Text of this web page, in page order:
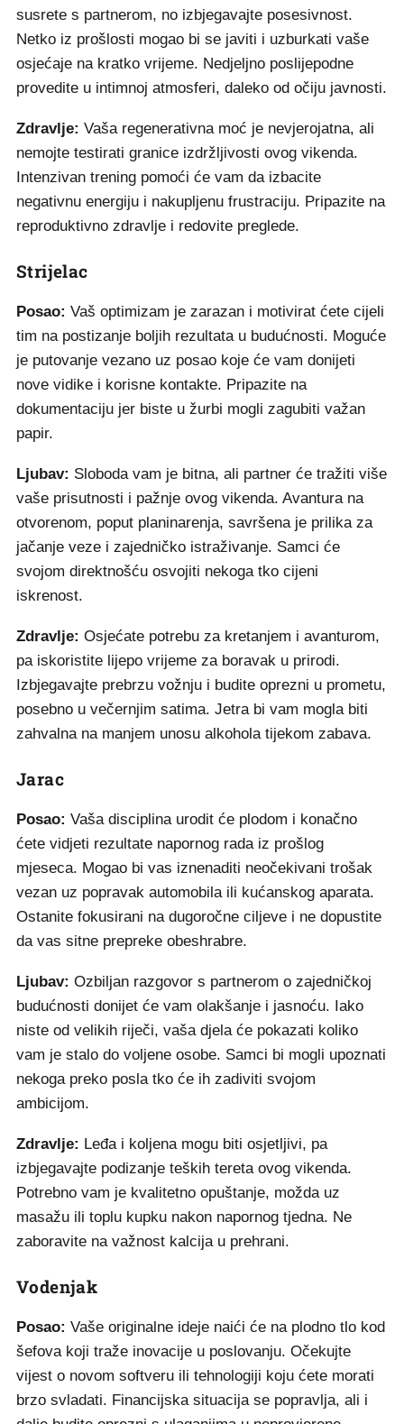
susrete s partnerom, no izbjegavajte posesivnost.
Netko iz prošlosti mogao bi se javiti i uzburkati vaše
osjećaje na kratko vrijeme. Nedjeljno poslijepodne
provedite u intimnoj atmosferi, daleko od očiju javnosti.
Zdravlje: Vaša regenerativna moć je nevjerojatna, ali
nemojte testirati granice izdržljivosti ovog vikenda.
Intenzivan trening pomoći će vam da izbacite
negativnu energiju i nakupljenu frustraciju. Pripazite na
reproduktivno zdravlje i redovite preglede.
Strijelac
Posao: Vaš optimizam je zarazan i motivirat ćete cijeli
tim na postizanje boljih rezultata u budućnosti. Moguće
je putovanje vezano uz posao koje će vam donijeti
nove vidike i korisne kontakte. Pripazite na
dokumentaciju jer biste u žurbi mogli zagubiti važan
papir.
Ljubav: Sloboda vam je bitna, ali partner će tražiti više
vaše prisutnosti i pažnje ovog vikenda. Avantura na
otvorenom, poput planinarenja, savršena je prilika za
jačanje veze i zajedničko istraživanje. Samci će
svojom direktnošću osvojiti nekoga tko cijeni
iskrenost.
Zdravlje: Osjećate potrebu za kretanjem i avanturom,
pa iskoristite lijepo vrijeme za boravak u prirodi.
Izbjegavajte prebrzu vožnju i budite oprezni u prometu,
posebno u večernjim satima. Jetra bi vam mogla biti
zahvalna na manjem unosu alkohola tijekom zabava.
Jarac
Posao: Vaša disciplina urodit će plodom i konačno
ćete vidjeti rezultate napornog rada iz prošlog
mjeseca. Mogao bi vas iznenaditi neočekivani trošak
vezan uz popravak automobila ili kućanskog aparata.
Ostanite fokusirani na dugoročne ciljeve i ne dopustite
da vas sitne prepreke obeshrabre.
Ljubav: Ozbiljan razgovor s partnerom o zajedničkoj
budućnosti donijet će vam olakšanje i jasnoću. Iako
niste od velikih riječi, vaša djela će pokazati koliko
vam je stalo do voljene osobe. Samci bi mogli upoznati
nekoga preko posla tko će ih zadiviti svojom
ambicijom.
Zdravlje: Leđa i koljena mogu biti osjetljivi, pa
izbjegavajte podizanje teških tereta ovog vikenda.
Potrebno vam je kvalitetno opuštanje, možda uz
masažu ili toplu kupku nakon napornog tjedna. Ne
zaboravite na važnost kalcija u prehrani.
Vodenjak
Posao: Vaše originalne ideje naići će na plodno tlo kod
šefova koji traže inovacije u poslovanju. Očekujte
vijest o novom softveru ili tehnologiji koju ćete morati
brzo svladati. Financijska situacija se popravlja, ali i